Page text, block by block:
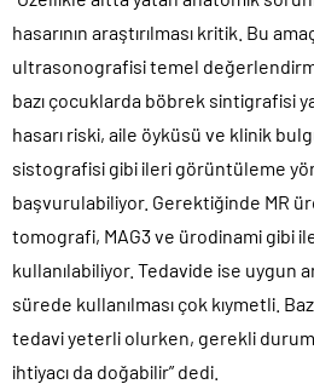
hasarının araştırılması kritik. Bu
ultrasonografisi temel
bazı çocuklarda böbrek sintigrafisi
hasarı riski, aile öyküsü ve klinik
sistografisi gibi ileri görüntüleme
başvurulabiliyor. Gerektiğinde MR
tomografi, MAG3 ve ürodinami gibi
kullanılabiliyor. Tedavide ise uygun
sürede kullanılması çok kıymetli.
tedavi yeterli olurken, gerekli
ihtiyacı da doğabilir” dedi.